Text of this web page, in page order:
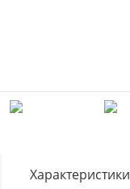
Характеристики